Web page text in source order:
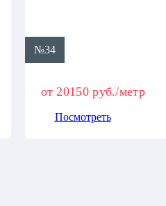
№34
от 20150 руб./метр
Посмотреть